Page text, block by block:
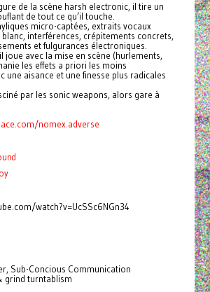
de la scène harsh electronic, il tire un
de tout ce qu’il touche.
micro-captées, extraits vocaux
interférences, crépitements concrets,
et fulgurances électroniques.
joue avec la mise en scène (hurlements,
les effets a priori les moins
une aisance et une finesse plus radicales
par les sonic weapons, alors gare à
nomex.adverse
watch?v=UcSSc6NGn34
Sub-Concious Communication
grind turntablism